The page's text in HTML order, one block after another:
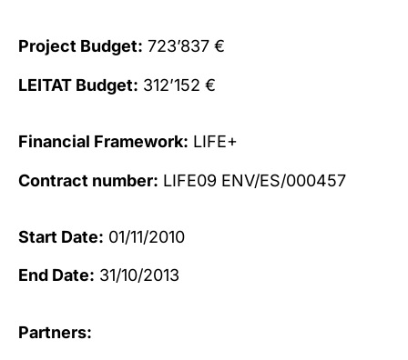
Project Budget: 723’837 €
LEITAT Budget: 312’152 €
Financial Framework: LIFE+
Contract number: LIFE09 ENV/ES/000457
Start Date: 01/11/2010
End Date: 31/10/2013
Partners: